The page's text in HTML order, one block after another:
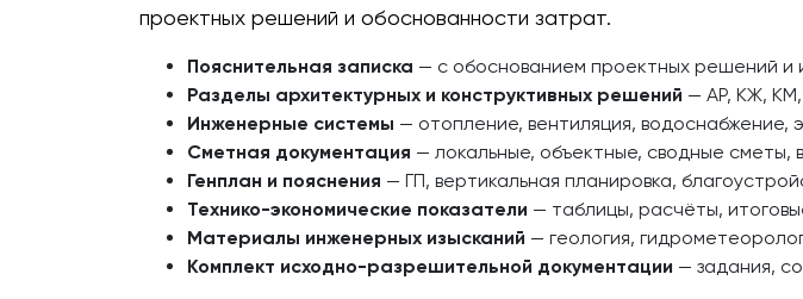
проектных решений и обоснованности затрат.
Пояснительная записка — с обоснованием проектных решений и
Разделы архитектурных и конструктивных решений — АР, КЖ, КМ,
Инженерные системы — отопление, вентиляция,
Сметная документация — локальные, объектные, сводные сметы,
Генплан и пояснения — ГП, вертикальная планировка,
Технико-экономические показатели — таблицы, расчёты,
Материалы инженерных изысканий — геология,
Комплект исходно-разрешительной документации — задания,